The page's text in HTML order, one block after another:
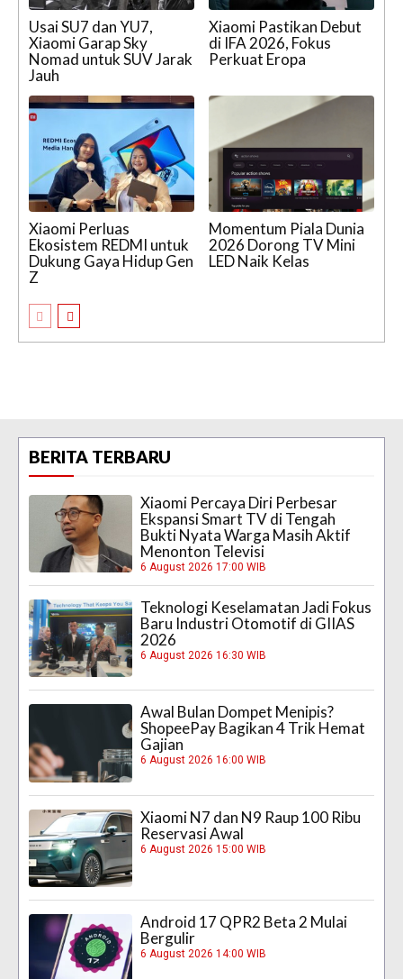
Usai SU7 dan YU7,
Xiaomi Garap Sky
Nomad untuk SUV Jarak
Jauh
Xiaomi Pastikan Debut
di IFA 2026, Fokus
Perkuat Eropa
Xiaomi Perluas
Ekosistem REDMI untuk
Dukung Gaya Hidup Gen
Z
Momentum Piala Dunia
2026 Dorong TV Mini
LED Naik Kelas
BERITA TERBARU
Xiaomi Percaya Diri Perbesar
Ekspansi Smart TV di Tengah
Bukti Nyata Warga Masih Aktif
Menonton Televisi
6 August 2026 17:00 WIB
Teknologi Keselamatan Jadi Fokus
Baru Industri Otomotif di GIIAS
2026
6 August 2026 16:30 WIB
Awal Bulan Dompet Menipis?
ShopeePay Bagikan 4 Trik Hemat
Gajian
6 August 2026 16:00 WIB
Xiaomi N7 dan N9 Raup 100 Ribu
Reservasi Awal
6 August 2026 15:00 WIB
Android 17 QPR2 Beta 2 Mulai
Bergulir
6 August 2026 14:00 WIB